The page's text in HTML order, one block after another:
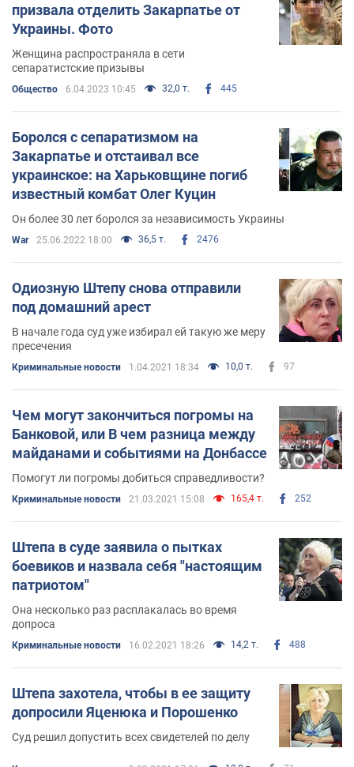
призвала отделить Закарпатье от
Украины. Фото
Женщина распространяла в сети
сепаратистские призывы
Общество 6.04.2023 10:45 32,0 т. 445
Боролся с сепаратизмом на
Закарпатье и отстаивал все
украинское: на Харьковщине погиб
известный комбат Олег Куцин
Он более 30 лет боролся за независимость Украины
War 25.06.2022 18:00 36,5 т. 2476
Одиозную Штепу снова отправили
под домашний арест
В начале года суд уже избирал ей такую же меру
пресечения
Криминальные новости 1.04.2021 18:34 10,0 т. 97
Чем могут закончиться погромы на
Банковой, или В чем разница между
майданами и событиями на Донбассе
Помогут ли погромы добиться справедливости?
Криминальные новости 21.03.2021 15:08 165,4 т. 252
Штепа в суде заявила о пытках
боевиков и назвала себя "настоящим
патриотом"
Она несколько раз расплакалась во время
допроса
Криминальные новости 16.02.2021 18:26 14,2 т. 488
Штепа захотела, чтобы в ее защиту
допросили Яценюка и Порошенко
Суд решил допустить всех свидетелей по делу